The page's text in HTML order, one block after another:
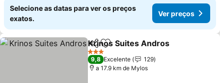
Selecione as datas para ver os preços
exatos.
Ver preços
PartilharAdicionar aos favoritos
Krinos Suites Andros
3 Estrelas
9,8 Excelente
129
a 17.9 km de Mylos